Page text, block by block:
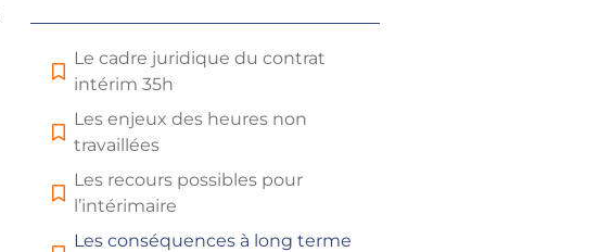
Le cadre juridique du contrat
intérim 35h
Les enjeux des heures non
travaillées
Les recours possibles pour
l’intérimaire
Les conséquences à long terme